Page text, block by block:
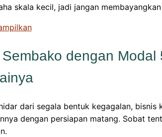
skala kecil, jadi jangan
dengan
dari segala bentuk kegagalan,
dengan persiapan matang. Sobat